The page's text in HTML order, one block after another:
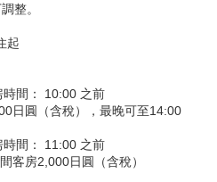
整。
起
間： 10:00 之前
日圓（含稅），最晚可至14:00
間： 11:00 之前
客房2,000日圓（含稅）